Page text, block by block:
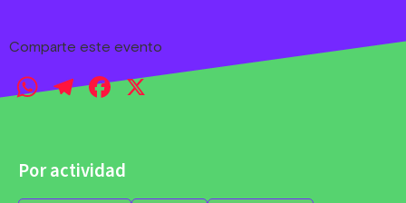
Comparte este evento
WhatsApp
Telegram
Facebook
X
Por actividad